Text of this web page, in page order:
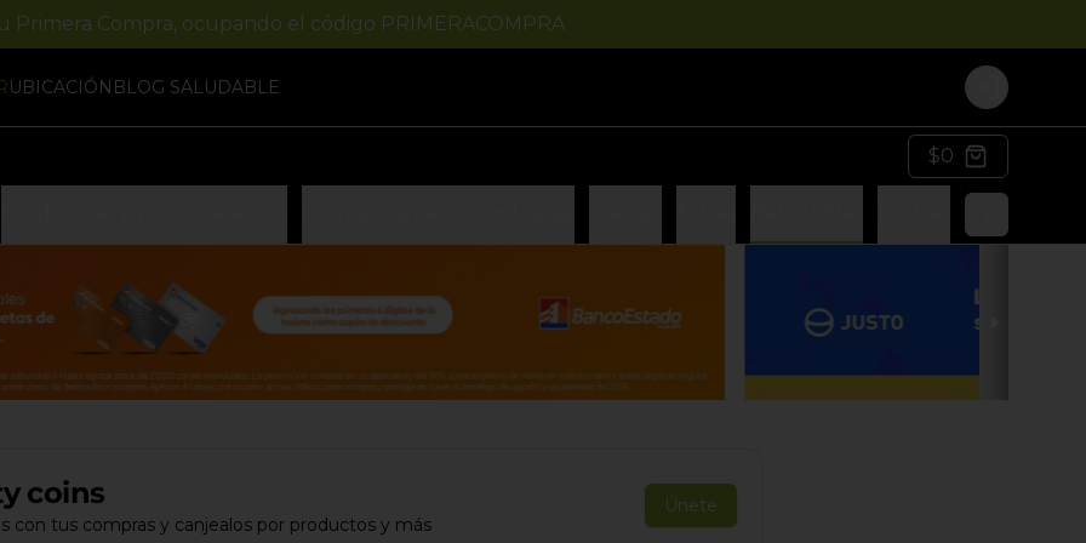
Compra, ocupando el código PRIMERACOMPRA
UBICACIÓN BLOG SALUDABLE Login
$0
coins
con tus compras y canjealos por productos y más
Únete